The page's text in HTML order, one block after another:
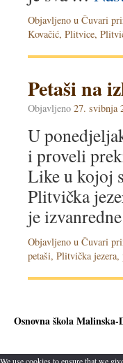
Objavljeno u Čuvari
Kovačić, Plitvice,
Petaši na
Objavljeno 27. svibnja
U
i proveli
Like u kojoj
Plitvička
je
Objavljeno u Čuvari
petaši, Plitvička jezera,
Osnovna škola Malinska-